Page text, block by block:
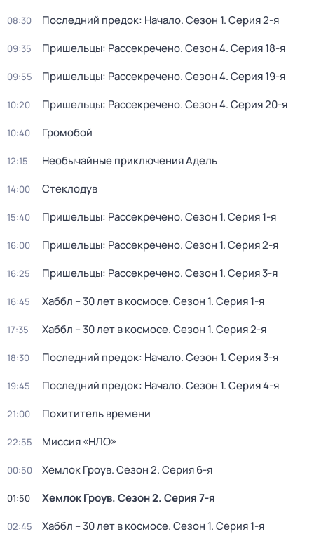
08:30 Последний предок: Начало. Сезон 1. Серия 2-я
09:35 Пришельцы: Рассекречено. Сезон 4. Серия 18-я
09:55 Пришельцы: Рассекречено. Сезон 4. Серия 19-я
10:20 Пришельцы: Рассекречено. Сезон 4. Серия 20-я
10:40 Громобой
12:15 Необычайные приключения Адель
14:00 Стеклодув
15:40 Пришельцы: Рассекречено. Сезон 1. Серия 1-я
16:00 Пришельцы: Рассекречено. Сезон 1. Серия 2-я
16:25 Пришельцы: Рассекречено. Сезон 1. Серия 3-я
16:45 Хаббл – 30 лет в космосе. Сезон 1. Серия 1-я
17:35 Хаббл – 30 лет в космосе. Сезон 1. Серия 2-я
18:30 Последний предок: Начало. Сезон 1. Серия 3-я
19:45 Последний предок: Начало. Сезон 1. Серия 4-я
21:00 Похититель времени
22:55 Миссия «НЛО»
00:50 Хемлок Гроув. Сезон 2. Серия 6-я
01:50 Хемлок Гроув. Сезон 2. Серия 7-я
02:45 Хаббл – 30 лет в космосе. Сезон 1. Серия 1-я